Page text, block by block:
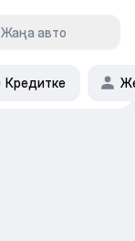
Жаңа авто
Кредитке